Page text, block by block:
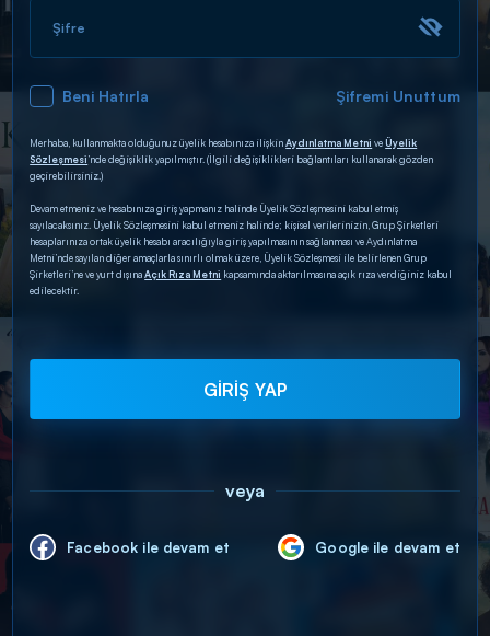
DİĞER SONUÇLAR
Şifre
Beni Hatırla Şifremi Unuttum
Merhaba, kullanmakta olduğunuz üyelik hesabınıza ilişkinAydınlatma Metni veÜyelik
Sözleşmesi’nde değişiklik yapılmıştır. (İlgili değişiklikleri bağlantıları kullanarak gözden
geçirebilirsiniz.)
Devam etmeniz ve hesabınıza giriş yapmanız halinde Üyelik Sözleşmesini kabul etmiş
sayılacaksınız. Üyelik Sözleşmesini kabul etmeniz halinde; kişisel verilerinizin, Grup Şirketleri
hesaplarınıza ortak üyelik hesabı aracılığıyla giriş yapılmasının sağlanması ve Aydınlatma
Metni’nde sayılan diğer amaçlarla sınırlı olmak üzere, Üyelik Sözleşmesi ile belirlenen Grup
Şirketleri’ne ve yurt dışınaAçık Rıza Metni kapsamında aktarılmasına açık rıza verdiğiniz kabul
edilecektir.
GİRİŞ YAP
veya
Facebook ile devam et Google ile devam et